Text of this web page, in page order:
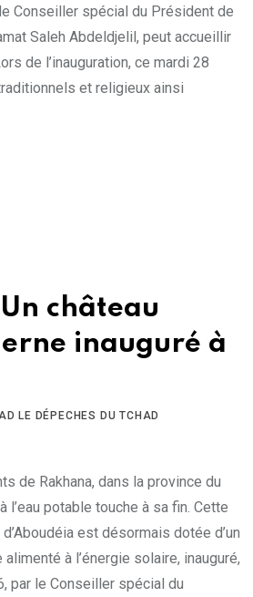
Conseiller spécial du Président de
Saleh Abdeldjelil, peut accueillir
de l’inauguration, ce mardi 28
et religieux ainsi
château
inauguré à
LE DÉPECHES DU TCHAD
de Rakhana, dans la province du
l’eau potable touche à sa fin. Cette
est désormais dotée d’un
alimenté à l’énergie solaire, inauguré,
par le Conseiller spécial du